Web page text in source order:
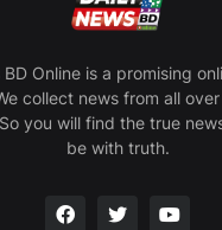
Online is a promising
collect news from all
you will find the true
be with truth.